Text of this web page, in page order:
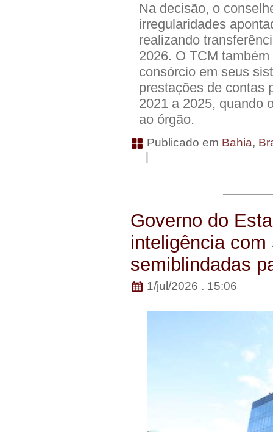
Na decisão, o
irregularidades
realizando
2026. O TCM
consórcio em seus
prestações de contas
2021 a 2025, quando
ao órgão.
Publicado em Bahia,
Governo do
inteligência
semiblindadas
1/jul/2026 . 15:06